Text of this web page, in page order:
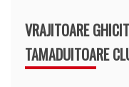
VRAJITOARE
TAMADUITOARE